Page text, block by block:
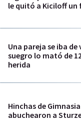
le quitó a Kiciloff un
Una pareja se iba
suegro lo mató de
herida
Hinchas de
abuchearon a